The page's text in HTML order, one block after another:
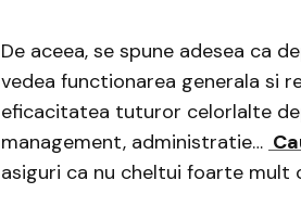
De aceea, se spune adesea ca
vedea functionarea generala si
eficacitatea tuturor celorlalte
management, administratie…
asiguri ca nu cheltui foarte